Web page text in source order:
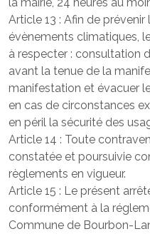
Article 13 : Afin de prévenir
évènements climatiques,
à respecter : consultation
avant la tenue de la
manifestation et évacuer
en cas de circonstances
en péril la sécurité des
Article 14 : Toute
constatée et poursuivie
règlements en vigueur.
Article 15 : Le présent
conformément à la
Commune de Bourbon-